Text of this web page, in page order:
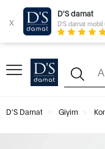
x
D'S damat
D'S damat mobil
D'S Damat Giyim